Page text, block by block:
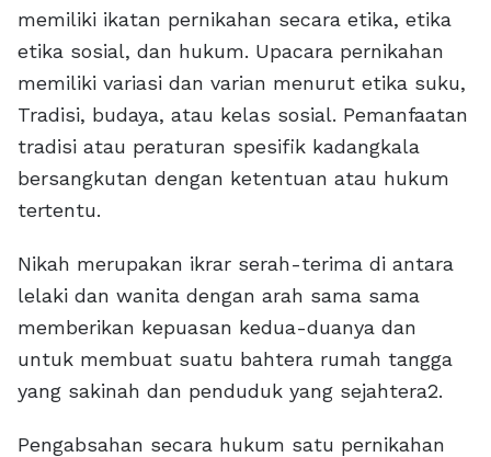
memiliki ikatan pernikahan secara etika, etika
etika sosial, dan hukum. Upacara pernikahan
memiliki variasi dan varian menurut etika suku,
Tradisi, budaya, atau kelas sosial. Pemanfaatan
tradisi atau peraturan spesifik kadangkala
bersangkutan dengan ketentuan atau hukum
tertentu.
Nikah merupakan ikrar serah-terima di antara
lelaki dan wanita dengan arah sama sama
memberikan kepuasan kedua-duanya dan
untuk membuat suatu bahtera rumah tangga
yang sakinah dan penduduk yang sejahtera2.
Pengabsahan secara hukum satu pernikahan